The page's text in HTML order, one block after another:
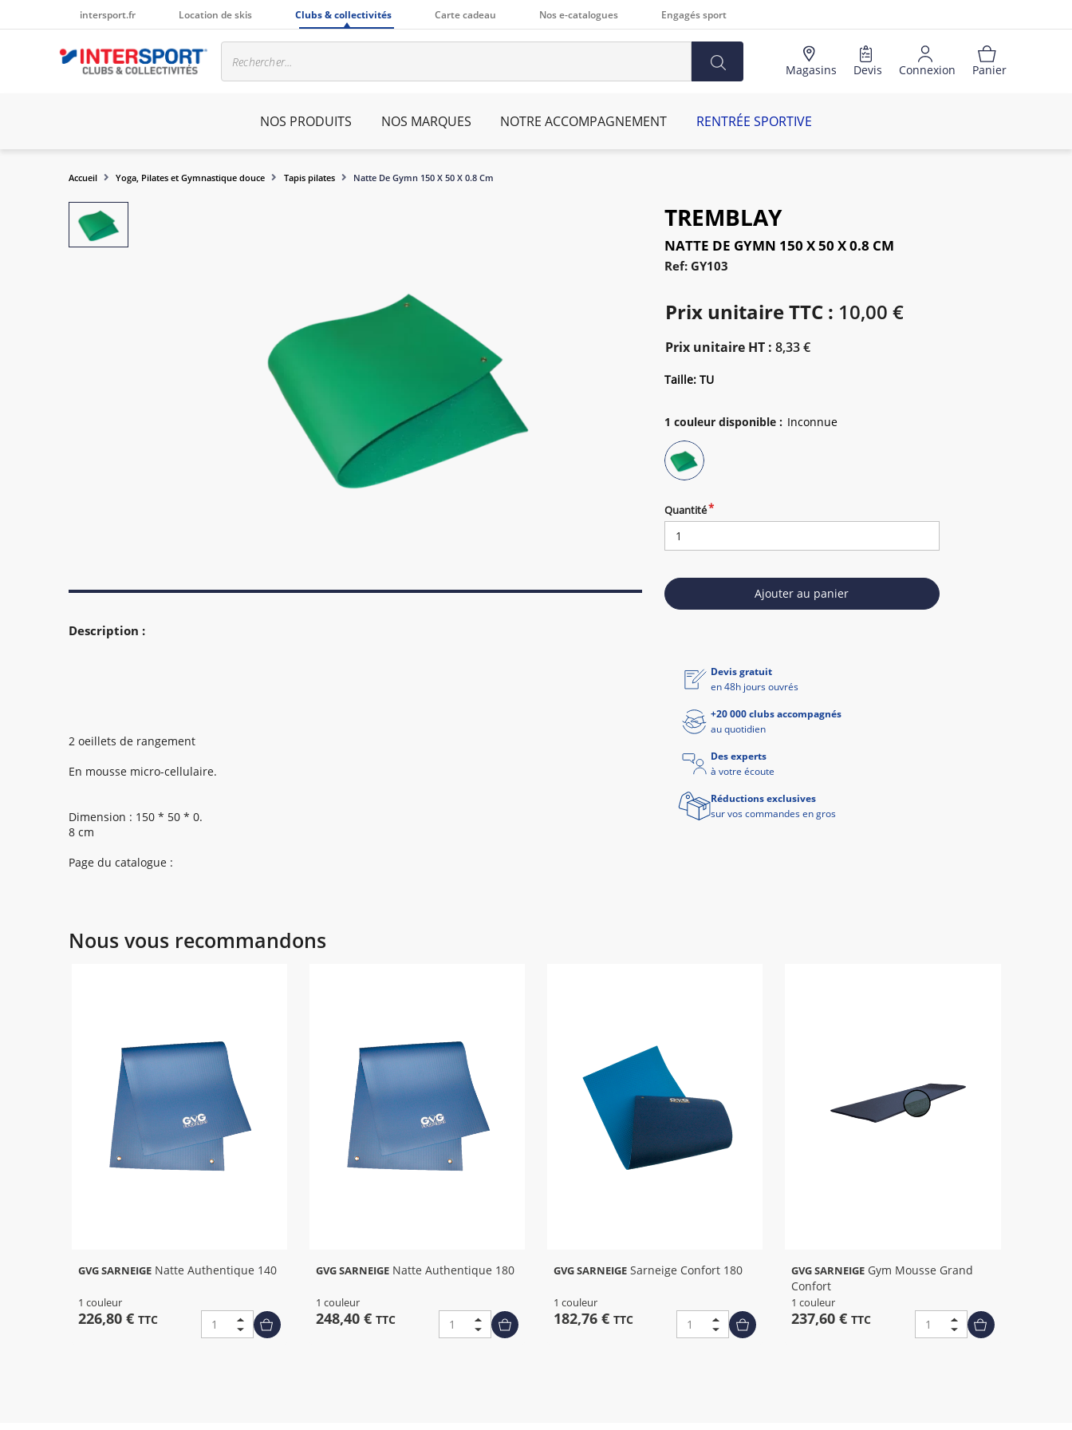
intersport.fr Location de skis Clubs & collectivités Carte cadeau Nos e-catalogues Engagés sport
Magasins Devis Connexion Panier
NOS PRODUITS NOS MARQUES NOTRE ACCOMPAGNEMENT RENTRÉE SPORTIVE
Accueil Yoga, Pilates et Gymnastique douce Tapis pilates Natte De Gymn 150 X 50 X 0.8 Cm
TREMBLAY
NATTE DE GYMN 150 X 50 X 0.8 CM
Ref: GY103
Prix unitaire TTC : 10,00 €
Prix unitaire HT : 8,33 €
Taille: TU
1 couleur disponible:
Quantité
Ajouter au panier
Description :
2 oeillets de rangement
En mousse micro-cellulaire.
Dimension : 150 * 50 * 0.
8 cm
Page du catalogue :
Devis gratuit
en 48h jours ouvrés
+20 000 clubs accompagnés
au quotidien
Des experts
à votre écoute
Réductions exclusives
sur vos commandes en gros
Nous vous recommandons
GVG SARNEIGE Natte Authentique 140
1 couleur
226,80 € TTC
GVG SARNEIGE Natte Authentique 180
1 couleur
248,40 € TTC
GVG SARNEIGE Sarneige Confort 180
1 couleur
182,76 € TTC
GVG SARNEIGE
Confort
1 couleur
237,60 €TTC